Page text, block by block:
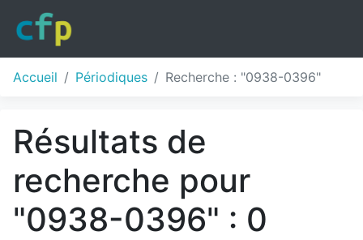
Accueil Périodiques Recherche : "0938-0396"
Résultats de
recherche pour
"0938-0396" : 0